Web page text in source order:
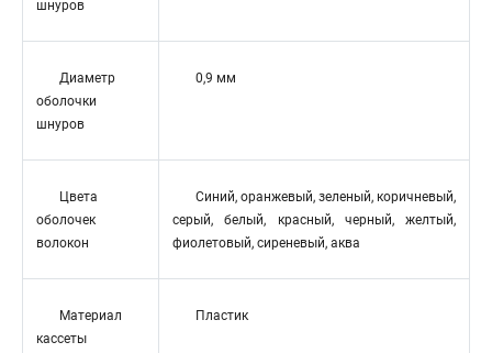
шнуров
Диаметр
оболочки
шнуров
0,9 мм
Цвета
оболочек
волокон
Синий, оранжевый, зеленый, коричневый,
серый, белый, красный, черный, желтый,
фиолетовый, сиреневый, аква
Материал
кассеты
Пластик